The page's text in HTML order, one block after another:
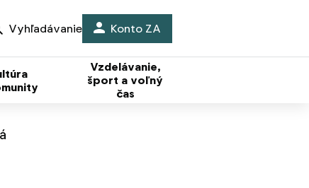
Vyhľadávanie Konto ZA
Vzdelávanie,
šport a voľný
čas